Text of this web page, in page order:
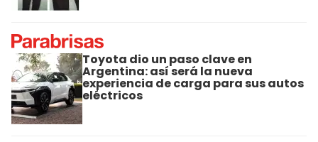
Toyota dio un paso clave en
Argentina: así será la nueva
experiencia de carga para sus autos
eléctricos